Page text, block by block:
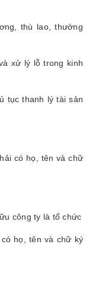
thù lao, thưởng
xử lý lỗ trong kinh
tục thanh lý tài sản
có họ, tên và chữ
công ty là tổ chức
họ, tên và chữ ký